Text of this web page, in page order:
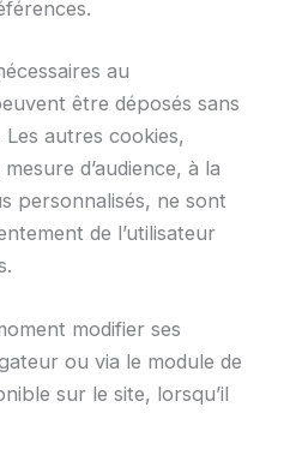
au
être déposés sans
autres cookies,
d’audience, à la
personnalisés, ne sont
de l’utilisateur
modifier ses
ou via le module de
sur le site, lorsqu’il